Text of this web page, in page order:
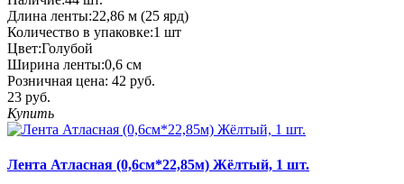
Длина ленты:22,86 м (25 ярд)
Количество в упаковке:1 шт
Цвет:Голубой
Ширина ленты:0,6 см
Розничная цена: 42 руб.
23 руб.
Купить
Лента Атласная (0,6см*22,85м) Жёлтый, 1 шт.